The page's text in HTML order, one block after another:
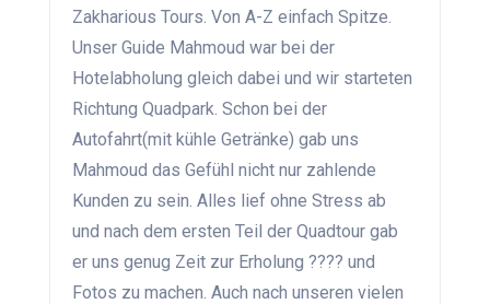
Zakharious Tours. Von A-Z einfach Spitze.
Unser Guide Mahmoud war bei der
Hotelabholung gleich dabei und wir starteten
Richtung Quadpark. Schon bei der
Autofahrt(mit kühle Getränke) gab uns
Mahmoud das Gefühl nicht nur zahlende
Kunden zu sein. Alles lief ohne Stress ab
und nach dem ersten Teil der Quadtour gab
er uns genug Zeit zur Erholung ???? und
Fotos zu machen. Auch nach unseren vielen